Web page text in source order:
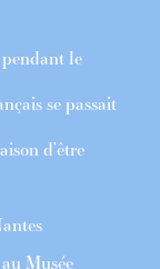
le
se passait
d’être
Musée